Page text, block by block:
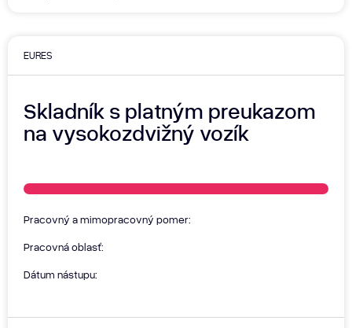
EURES
Skladník s platným preukazom
na vysokozdvižný vozík
Pracovný a mimopracovný pomer:
Pracovná oblasť:
Dátum nástupu: